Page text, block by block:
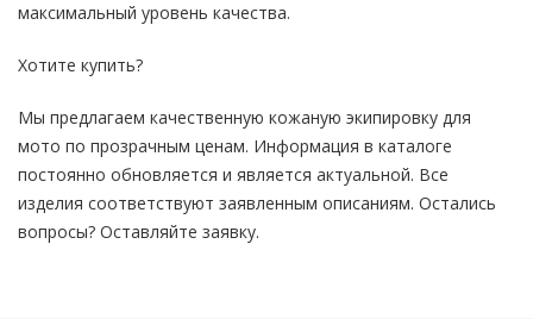
максимальный уровень качества.
Хотите купить?
Мы предлагаем качественную кожаную экипировку для
мото по прозрачным ценам. Информация в каталоге
постоянно обновляется и является актуальной. Все
изделия соответствуют заявленным описаниям. Остались
вопросы? Оставляйте заявку.